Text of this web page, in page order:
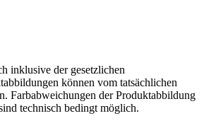
inklusive der gesetzlichen
können vom tatsächlichen
Farbabweichungen der Produktabbildung
technisch bedingt möglich.